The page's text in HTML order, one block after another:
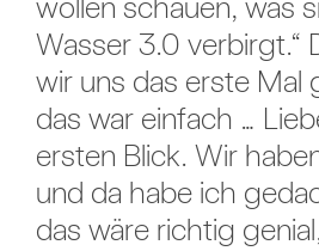
Wasser 3.0 verbirgt.“
wir uns das erste Mal
das war einfach …
ersten Blick. Wir
und da habe ich
das wäre richtig